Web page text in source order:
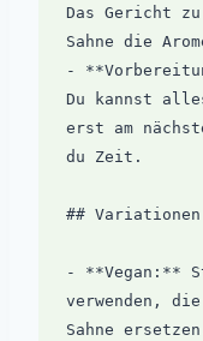
Das Gericht
Sahne die
-
Du kannst
erst am
du Zeit.
##
- **Vegan:**
verwenden,
Sahne